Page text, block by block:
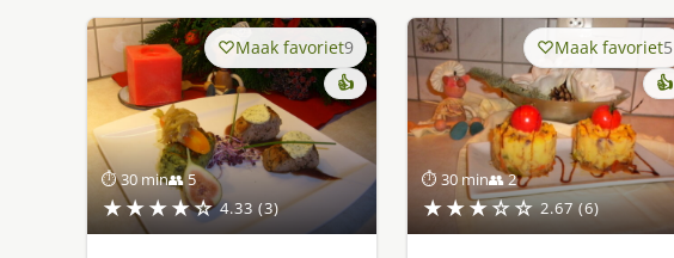
⏱ 30 min👥 5
★★★★☆ 4.33 (3)
Maak favoriet9
👍
⏱ 30 min👥 2
★★★☆☆ 2.67 (6)
Maak favoriet5
👍